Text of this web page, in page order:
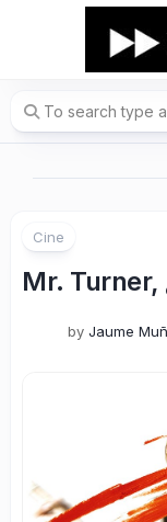
Cine
Mr. Turner,
by Jaume